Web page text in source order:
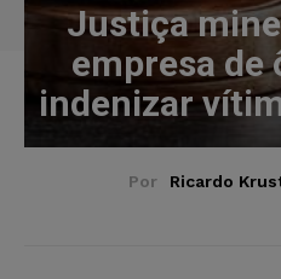
Justiça
empresa de
indenizar
Por Ricardo